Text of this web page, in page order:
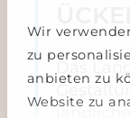
Wir
zu
anbieten zu
Website zu
Das